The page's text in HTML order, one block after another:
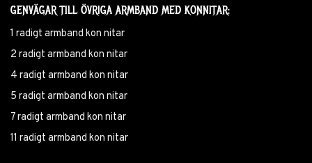
GENVÄGAR TILL ÖVRIGA ARMBAND MED KONNITAR:
1 radigt armband kon nitar
2 radigt armband kon nitar
4 radigt armband kon nitar
5 radigt armband kon nitar
7 radigt armband kon nitar
11 radigt armband kon nitar